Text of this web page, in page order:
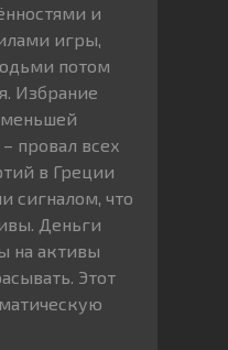
и
игры,
потом
Избрание
провал всех
в Греции
сигналом, что
Деньги
на активы
Этот